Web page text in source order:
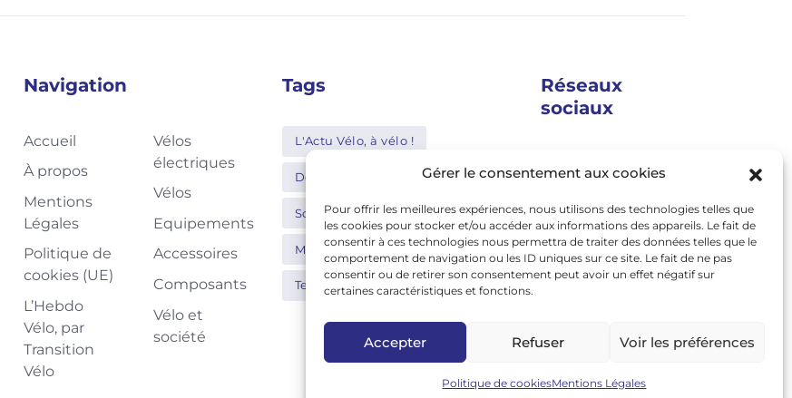
Gérer le consentement aux cookies
Pour offrir les meilleures expériences, nous utilisons des technologies telles que
les cookies pour stocker et/ou accéder aux informations des appareils. Le fait de
consentir à ces technologies nous permettra de traiter des données telles que le
comportement de navigation ou les ID uniques sur ce site. Le fait de ne pas
consentir ou de retirer son consentement peut avoir un effet négatif sur
certaines caractéristiques et fonctions.
Accepter Refuser Voir les préférences
Politique de cookiesMentions Légales
Navigation
Accueil
À propos
Mentions
Légales
Politique de
cookies (UE)
L’Hebdo
Vélo, par
Transition
Vélo
Vélos
électriques
Vélos
Equipements
Accessoires
Composants
Vélo et
société
Tags
L'Actu Vélo, à vélo !
Decathlon Shimano
Schwalbe Bosch
Moustache Abus
Tern Thule Nakamura
Réseaux
sociaux
twitter
linkedin
youtube